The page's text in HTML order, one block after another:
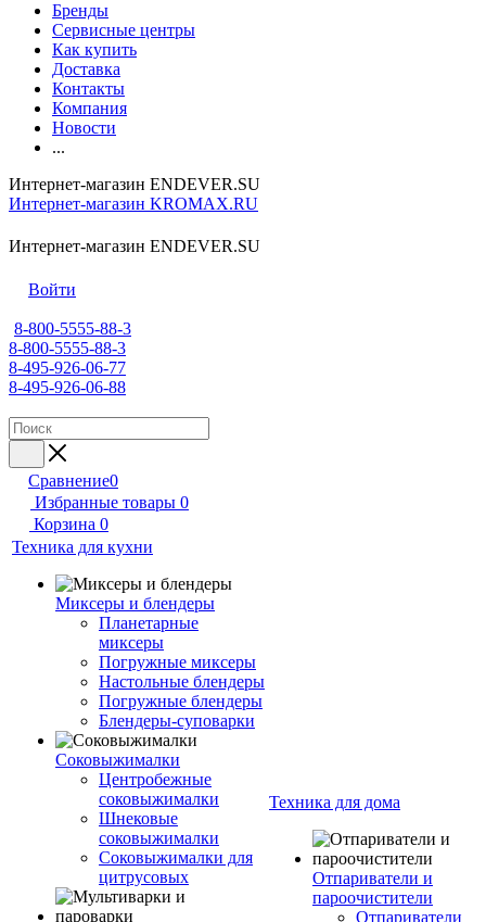
Бренды
Сервисные центры
Как купить
Доставка
Контакты
Компания
Новости
...
Интернет-магазин ENDEVER.SU
Интернет-магазин KROMAX.RU
Интернет-магазин ENDEVER.SU
Войти
8-800-5555-88-3
8-800-5555-88-3
8-495-926-06-77
8-495-926-06-88
Сравнение0
Избранные товары 0
Корзина 0
Техника для кухни
Миксеры и блендеры
Планетарные
миксеры
Погружные миксеры
Настольные блендеры
Погружные блендеры
Блендеры-суповарки
Соковыжималки
Центробежные
соковыжималки
Шнековые
соковыжималки
Соковыжималки для
цитрусовых
Техника для дома
Отпариватели и
пароочистители
Отпариватели